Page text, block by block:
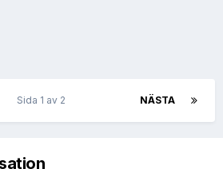
NÄSTA
Sida 1 av 2